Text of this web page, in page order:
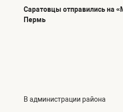
Саратовцы отправились на
Пермь
В администрации района